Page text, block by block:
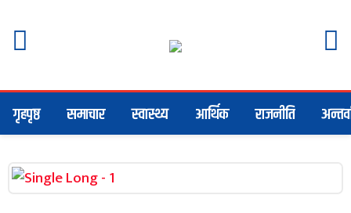
गृहपृष्ठ समाचार स्वास्थ्य आर्थिक राजनीति